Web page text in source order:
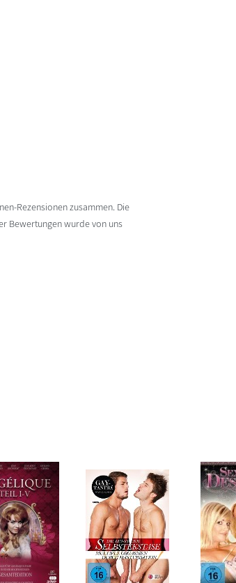
Rezensionen zusammen. Die
Bewertungen wurde von uns